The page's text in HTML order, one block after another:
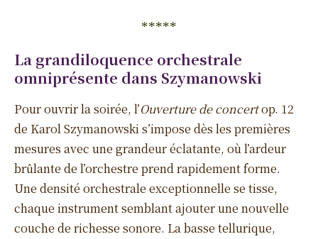
*****
La grandiloquence orchestrale
omniprésente dans Szymanowski
Pour ouvrir la soirée, l’Ouverture de concertop. 12
de Karol Szymanowski s’impose dès les premières
mesures avec une grandeur éclatante, où l’ardeur
brûlante de l’orchestre prend rapidement forme.
Une densité orchestrale exceptionnelle se tisse,
chaque instrument semblant ajouter une nouvelle
couche de richesse sonore. La basse tellurique,